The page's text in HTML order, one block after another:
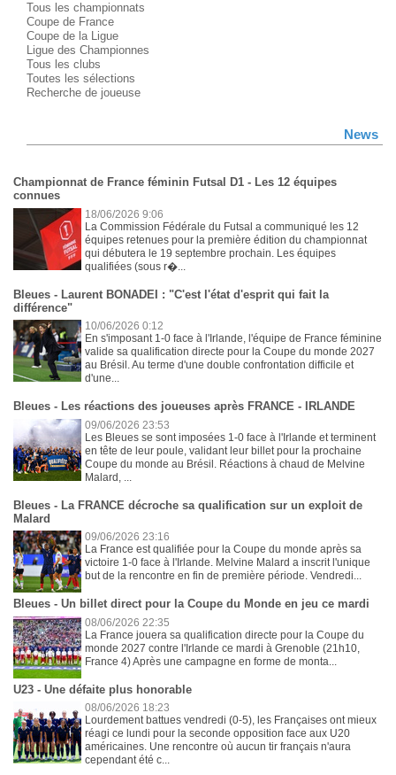
Tous les championnats
Coupe de France
Coupe de la Ligue
Ligue des Championnes
Tous les clubs
Toutes les sélections
Recherche de joueuse
News
Championnat de France féminin Futsal D1 - Les 12 équipes
connues
18/06/2026 9:06
La Commission Fédérale du Futsal a communiqué les 12
équipes retenues pour la première édition du championnat
qui débutera le 19 septembre prochain. Les équipes
qualifiées (sous r�...
Bleues - Laurent BONADEI : "C'est l'état d'esprit qui fait la
différence"
10/06/2026 0:12
En s'imposant 1-0 face à l'Irlande, l'équipe de France féminine
valide sa qualification directe pour la Coupe du monde 2027
au Brésil. Au terme d'une double confrontation difficile et
d'une...
Bleues - Les réactions des joueuses après FRANCE - IRLANDE
09/06/2026 23:53
Les Bleues se sont imposées 1-0 face à l'Irlande et terminent
en tête de leur poule, validant leur billet pour la prochaine
Coupe du monde au Brésil. Réactions à chaud de Melvine
Malard, ...
Bleues - La FRANCE décroche sa qualification sur un exploit de
Malard
09/06/2026 23:16
La France est qualifiée pour la Coupe du monde après sa
victoire 1-0 face à l'Irlande. Melvine Malard a inscrit l'unique
but de la rencontre en fin de première période. Vendredi...
Bleues - Un billet direct pour la Coupe du Monde en jeu ce mardi
08/06/2026 22:35
La France jouera sa qualification directe pour la Coupe du
monde 2027 contre l'Irlande ce mardi à Grenoble (21h10,
France 4) Après une campagne en forme de monta...
U23 - Une défaite plus honorable
08/06/2026 18:23
Lourdement battues vendredi (0-5), les Françaises ont mieux
réagi ce lundi pour la seconde opposition face aux U20
américaines. Une rencontre où aucun tir français n'aura
cependant été c...